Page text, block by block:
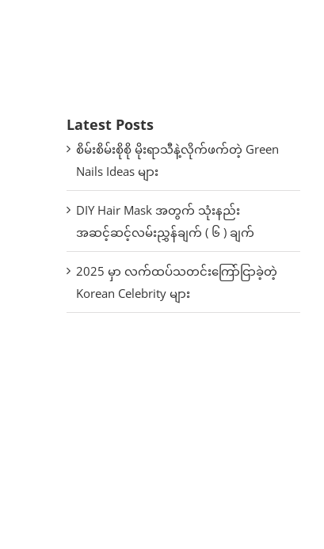
Latest Posts
စိမ်းစိမ်းစိုစို မိုးရာသီနဲ့လိုက်ဖက်တဲ့ Green
Nails Ideas များ
DIY Hair Mask အတွက် သုံးနည်း
အဆင့်ဆင့်လမ်းညွှန်ချက် ( ၆ ) ချက်
2025 မှာ လက်ထပ်သတင်းကြော်ငြာခဲ့တဲ့
Korean Celebrity များ